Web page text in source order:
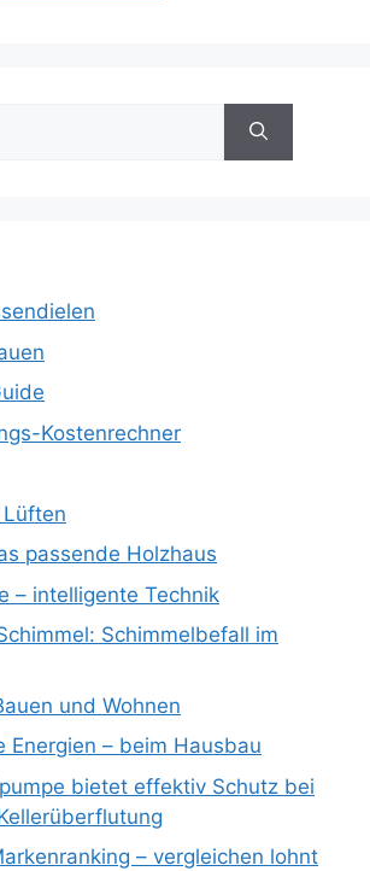
Kostenrechner
passende Holzhaus
– intelligente Technik
Schimmelbefall im
und Wohnen
Energien – beim Hausbau
bietet effektiv Schutz bei
– vergleichen lohnt